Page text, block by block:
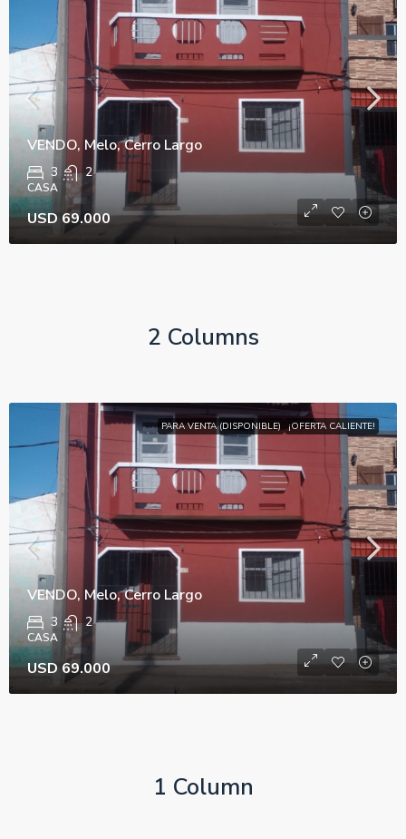
VENDO, Melo, Cerro Largo
3 2
CASA
USD 69.000
2 Columns
PARA VENTA (DISPONIBLE) ¡OFERTA CALIENTE!
VENDO, Melo, Cerro Largo
3 2
CASA
USD 69.000
1 Column